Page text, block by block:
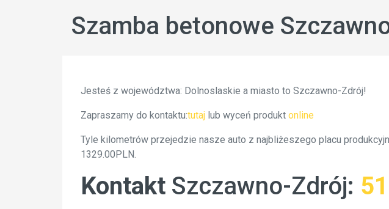
Szamba betonowe
Jesteś z województwa: Dolnoslaskie a miasto to Szczawno-Zdrój!
Zapraszamy do kontaktu:tutaj lub wyceń produkt online
Tyle kilometrów przejedzie nasze auto z najbliżeszego placu
1329.00PLN.
Kontakt Szczawno-Zdrój: